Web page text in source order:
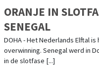
ORANJE IN
SENEGAL
DOHA - Het Nederlands Elftal
overwinning. Senegal werd in
in de slotfase [...]